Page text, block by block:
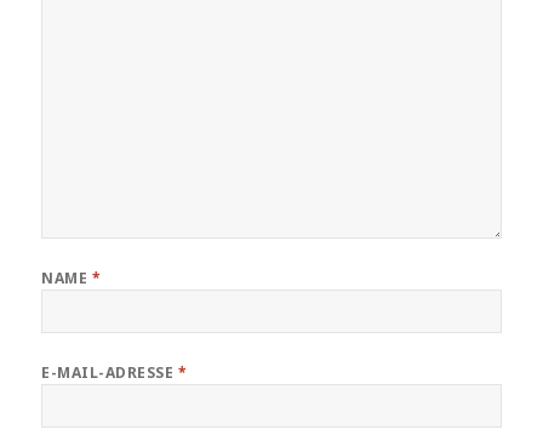
NAME *
E-MAIL-ADRESSE *